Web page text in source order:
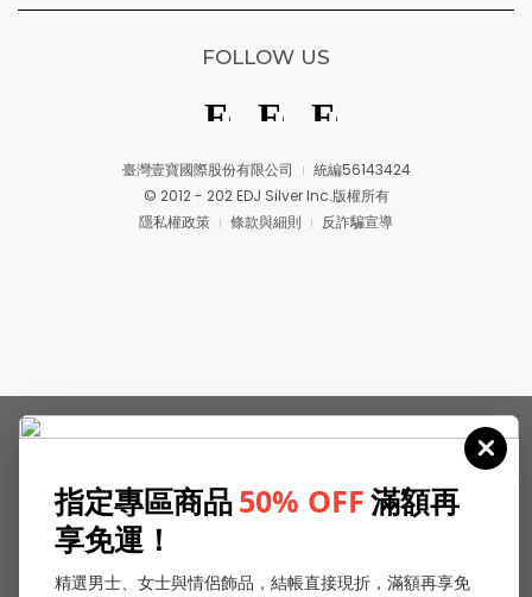
臺灣壹寶國際股份有限公司
統編56143424
© 2012 - 202 EDJ Silver Inc.版權所有
隱私權政策
條款與細則 反詐騙宣導
FOLLOW US
指定專區商品50% OFF滿額再
享免運！
精選男士、女士與情侶飾品，結帳直接現折，滿額再享免